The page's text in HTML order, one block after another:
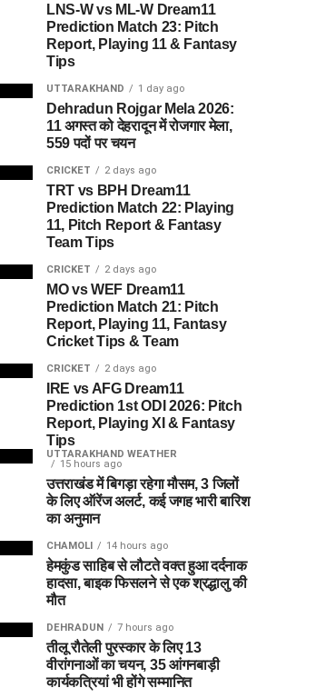
LNS-W vs ML-W Dream11
Prediction Match 23: Pitch
Report, Playing 11 & Fantasy
Tips
UTTARAKHAND 1 day ago
Dehradun Rojgar Mela 2026:
11 अगस्त को देहरादून में रोजगार मेला,
559 पदों पर चयन
CRICKET 2 days ago
TRT vs BPH Dream11
Prediction Match 22: Playing
11, Pitch Report & Fantasy
Team Tips
CRICKET 2 days ago
MO vs WEF Dream11
Prediction Match 21: Pitch
Report, Playing 11, Fantasy
Cricket Tips & Team
CRICKET 2 days ago
IRE vs AFG Dream11
Prediction 1st ODI 2026: Pitch
Report, Playing XI & Fantasy
Tips
UTTARAKHAND WEATHER
15 hours ago
उत्तराखंड में बिगड़ा रहेगा मौसम, 3 जिलों
के लिए ऑरेंज अलर्ट, कई जगह भारी बारिश
का अनुमान
CHAMOLI 14 hours ago
हेमकुंड साहिब से लौटते वक्त हुआ दर्दनाक
हादसा, बाइक फिसलने से एक श्रद्धालु की
मौत
DEHRADUN 7 hours ago
तीलू रौतेली पुरस्कार के लिए 13
वीरांगनाओं का चयन, 35 आंगनबाड़ी
कार्यकत्रियां भी होंगे सम्मानित